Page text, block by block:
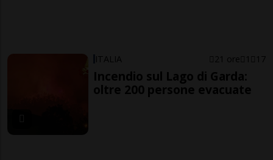
ITALIA 21 ore 1 17
Incendio sul Lago di Garda:
oltre 200 persone evacuate